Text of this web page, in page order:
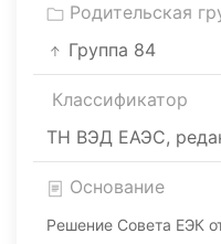
Родительская
Группа 84
Классификатор
ТН ВЭД ЕАЭС,
Основание
Решение Совета ЕЭК